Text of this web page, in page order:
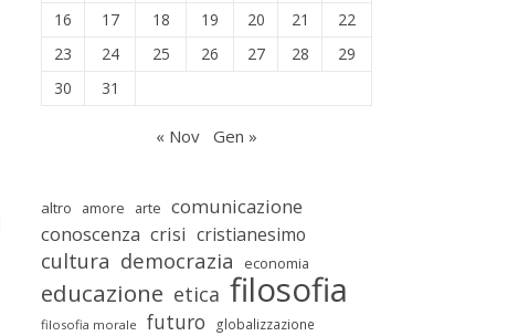
16
17 18 19 20 21
22
23
24 25 26 27 28
29
30
31
« Nov Gen »
altro amore arte comunicazione
conoscenza crisi cristianesimo
cultura democrazia economia
educazione etica filosofia
filosofia morale futuro globalizzazione